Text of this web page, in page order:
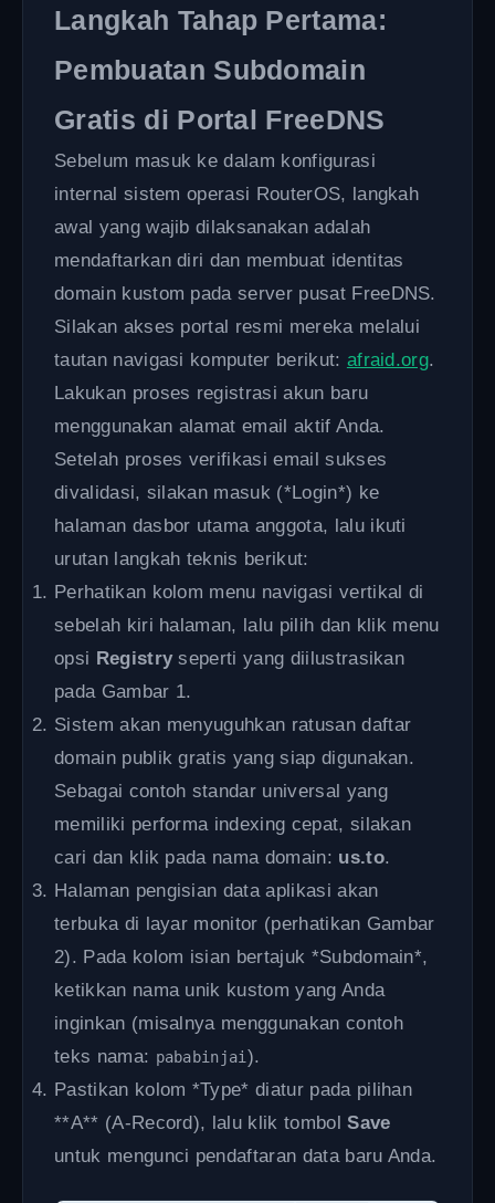
Langkah Tahap Pertama:
Pembuatan Subdomain
Gratis di Portal FreeDNS
Sebelum masuk ke dalam konfigurasi
internal sistem operasi RouterOS, langkah
awal yang wajib dilaksanakan adalah
mendaftarkan diri dan membuat identitas
domain kustom pada server pusat FreeDNS.
Silakan akses portal resmi mereka melalui
tautan navigasi komputer berikut: afraid.org.
Lakukan proses registrasi akun baru
menggunakan alamat email aktif Anda.
Setelah proses verifikasi email sukses
divalidasi, silakan masuk (*Login*) ke
halaman dasbor utama anggota, lalu ikuti
urutan langkah teknis berikut:
Perhatikan kolom menu navigasi vertikal di
sebelah kiri halaman, lalu pilih dan klik menu
opsi Registryseperti yang diilustrasikan
pada Gambar 1.
Sistem akan menyuguhkan ratusan daftar
domain publik gratis yang siap digunakan.
Sebagai contoh standar universal yang
memiliki performa indexing cepat, silakan
cari dan klik pada nama domain: us.to.
Halaman pengisian data aplikasi akan
terbuka di layar monitor (perhatikan Gambar
2). Pada kolom isian bertajuk *Subdomain*,
ketikkan nama unik kustom yang Anda
inginkan (misalnya menggunakan contoh
teks nama: pababinjai ).
Pastikan kolom *Type* diatur pada pilihan
**A** (A-Record), lalu klik tombolSave
untuk mengunci pendaftaran data baru Anda.